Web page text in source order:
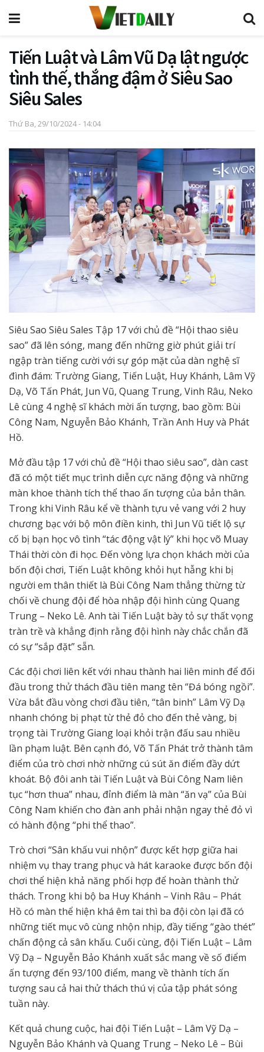
Tiến Luật và Lâm Vũ Dạ lật ngược
tình thế, thắng đậm ở Siêu Sao
Siêu Sales
Thứ Ba, 29/10/2024 - 14:04
Siêu Sao Siêu Sales Tập 17 với chủ đề “Hội thao siêu
sao” đã lên sóng, mang đến những giờ phút giải trí
ngập tràn tiếng cười với sự góp mặt của dàn nghệ sĩ
đình đám: Trường Giang, Tiến Luật, Huy Khánh, Lâm Vỹ
Dạ, Võ Tấn Phát, Jun Vũ, Quang Trung, Vinh Râu, Neko
Lê cùng 4 nghệ sĩ khách mời ấn tượng, bao gồm: Bùi
Công Nam, Nguyễn Bảo Khánh, Trần Anh Huy và Phát
Hồ.
Mở đầu tập 17 với chủ đề “Hội thao siêu sao”, dàn cast
đã có một tiết mục trình diễn cực năng động và những
màn khoe thành tích thể thao ấn tượng của bản thân.
Trong khi Vinh Râu kể về thành tựu vẻ vang với 2 huy
chương bạc với bộ môn điền kinh, thì Jun Vũ tiết lộ sự
cố bị bạn học vô tình “tác động vật lý” khi học võ Muay
Thái thời còn đi học. Đến vòng lựa chọn khách mời của
bốn đội chơi, Tiến Luật không khỏi hụt hẫng khi bị
người em thân thiết là Bùi Công Nam thẳng thừng từ
chối về chung đội để hòa nhập đội hình cùng Quang
Trung – Neko Lê. Anh tài Tiến Luật bày tỏ sự thất vọng
tràn trề và khẳng định rằng đội hình này chắc chắn đã
có sự “sắp đặt” sẵn.
Các đội chơi liên kết với nhau thành hai liên minh để đối
đầu trong thử thách đầu tiên mang tên “Đá bóng ngồi”.
Vừa bắt đầu vòng chơi đầu tiên, “tân binh” Lâm Vỹ Dạ
nhanh chóng bị phạt từ thẻ đỏ cho đến thẻ vàng, bị
trọng tài Trường Giang loại khỏi trận đấu sau nhiều
lần phạm luật. Bên cạnh đó, Võ Tấn Phát trở thành tâm
điểm của trò chơi nhờ những cú sút ăn điểm đầy dứt
khoát. Bộ đôi anh tài Tiến Luật và Bùi Công Nam liên
tục “hơn thua” nhau, đỉnh điểm là màn “ăn vạ” của Bùi
Công Nam khiến cho đàn anh phải nhận ngay thẻ đỏ vì
có hành động “phi thể thao”.
Trò chơi “Sân khấu vui nhộn” được kết hợp giữa hai
nhiệm vụ thay trang phục và hát karaoke được bốn đội
chơi thể hiện khả năng phối hợp để hoàn thành thử
thách. Trong khi bộ ba Huy Khánh – Vinh Râu – Phát
Hồ có màn thể hiện khá êm tai thì ba đội còn lại đã có
những tiết mục vô cùng nhộn nhịp, đầy tiếng “gào thét”
chấn động cả sân khấu. Cuối cùng, đội Tiến Luật – Lâm
Vỹ Dạ – Nguyễn Bảo Khánh xuất sắc mang về số điểm
ấn tượng đến 93/100 điểm, mang về thành tích ấn
tượng sau cả hai thử thách thú vị của tập phát sóng
tuần này.
Kết quả chung cuộc, hai đội Tiến Luật – Lâm Vỹ Dạ –
Nguyễn Bảo Khánh và Quang Trung – Neko Lê – Bùi